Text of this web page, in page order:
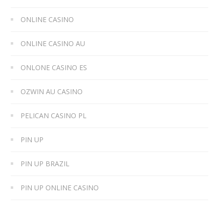
ONLINE CASINO
ONLINE CASINO AU
ONLONE CASINO ES
OZWIN AU CASINO
PELICAN CASINO PL
PIN UP
PIN UP BRAZIL
PIN UP ONLINE CASINO